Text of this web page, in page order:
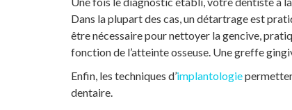
Dans la plupart des cas, un détartrage est
être nécessaire pour nettoyer la gencive,
fonction de l’atteinte osseuse. Une greffe
Enfin, les techniques d’implantologie
dentaire.